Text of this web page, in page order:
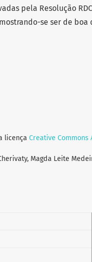
pela Resolução
se ser de boa
licença Creative
Magda Leite